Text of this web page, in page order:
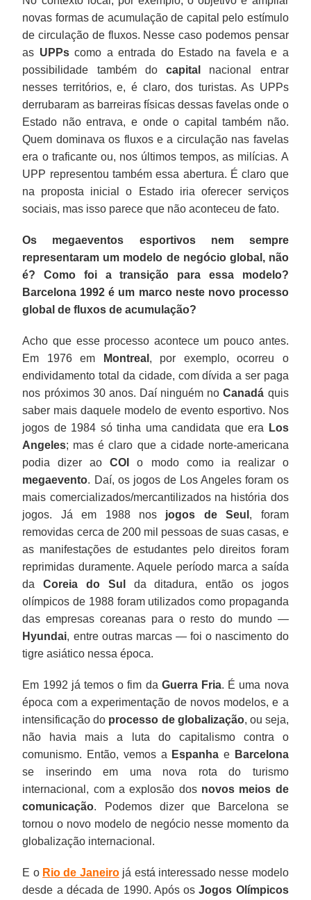
novas formas de acumulação de capital pelo estímulo
de circulação de fluxos. Nesse caso podemos pensar
as UPPscomo a entrada do Estado na favela e a
possibilidade também docapital
nacional entrar
nesses territórios, e, é claro, dos turistas. As UPPs
derrubaram as barreiras físicas dessas favelas onde o
Estado não entrava, e onde o capital também não.
Quem dominava os fluxos e a circulação nas favelas
era o traficante ou, nos últimos tempos, as milícias. A
UPP representou também essa abertura. É claro que
na proposta inicial o Estado iria oferecer serviços
sociais, mas isso parece que não aconteceu de fato.
Os megaeventos esportivos nem sempre
representaram um modelo de negócio global, não
é? Como foi a transição para essa modelo?
Barcelona 1992 é um marco neste novo processo
global de fluxos de acumulação?
Acho que esse processo acontece um pouco antes.
Em 1976 em
Montreal , por exemplo, ocorreu o
endividamento total da cidade, com dívida a ser paga
nos próximos 30 anos. Daí ninguém noCanadá quis
saber mais daquele modelo de evento esportivo. Nos
jogos de 1984 só tinha uma candidata que era
Los
Angeles; mas é claro que a cidade norte-americana
podia dizer aoCOI
o modo como ia realizar o
megaevento. Daí, os jogos de Los Angeles foram os
mais comercializados/mercantilizados na história dos
jogos. Já em 1988 nos jogos de Seul , foram
removidas cerca de 200 mil pessoas de suas casas, e
as manifestações de estudantes pelo direitos foram
reprimidas duramente. Aquele período marca a saída
daCoreia do Sul
da ditadura, então os jogos
olímpicos de 1988 foram utilizados como propaganda
das empresas coreanas para o resto do mundo —
Hyundai, entre outras marcas — foi o nascimento do
tigre asiático nessa época.
Em 1992 já temos o fim da Guerra Fria. É uma nova
época com a experimentação de novos modelos, e a
intensificação do processo de globalização, ou seja,
não havia mais a luta do capitalismo contra o
comunismo. Então, vemos a Espanha e Barcelona
se inserindo em uma nova rota do turismo
internacional, com a explosão dos novos meios de
comunicação. Podemos dizer que Barcelona se
tornou o novo modelo de negócio nesse momento da
globalização internacional.
E o Rio de Janeirojá está interessado nesse modelo
desde a década de 1990. Após os Jogos Olímpicos